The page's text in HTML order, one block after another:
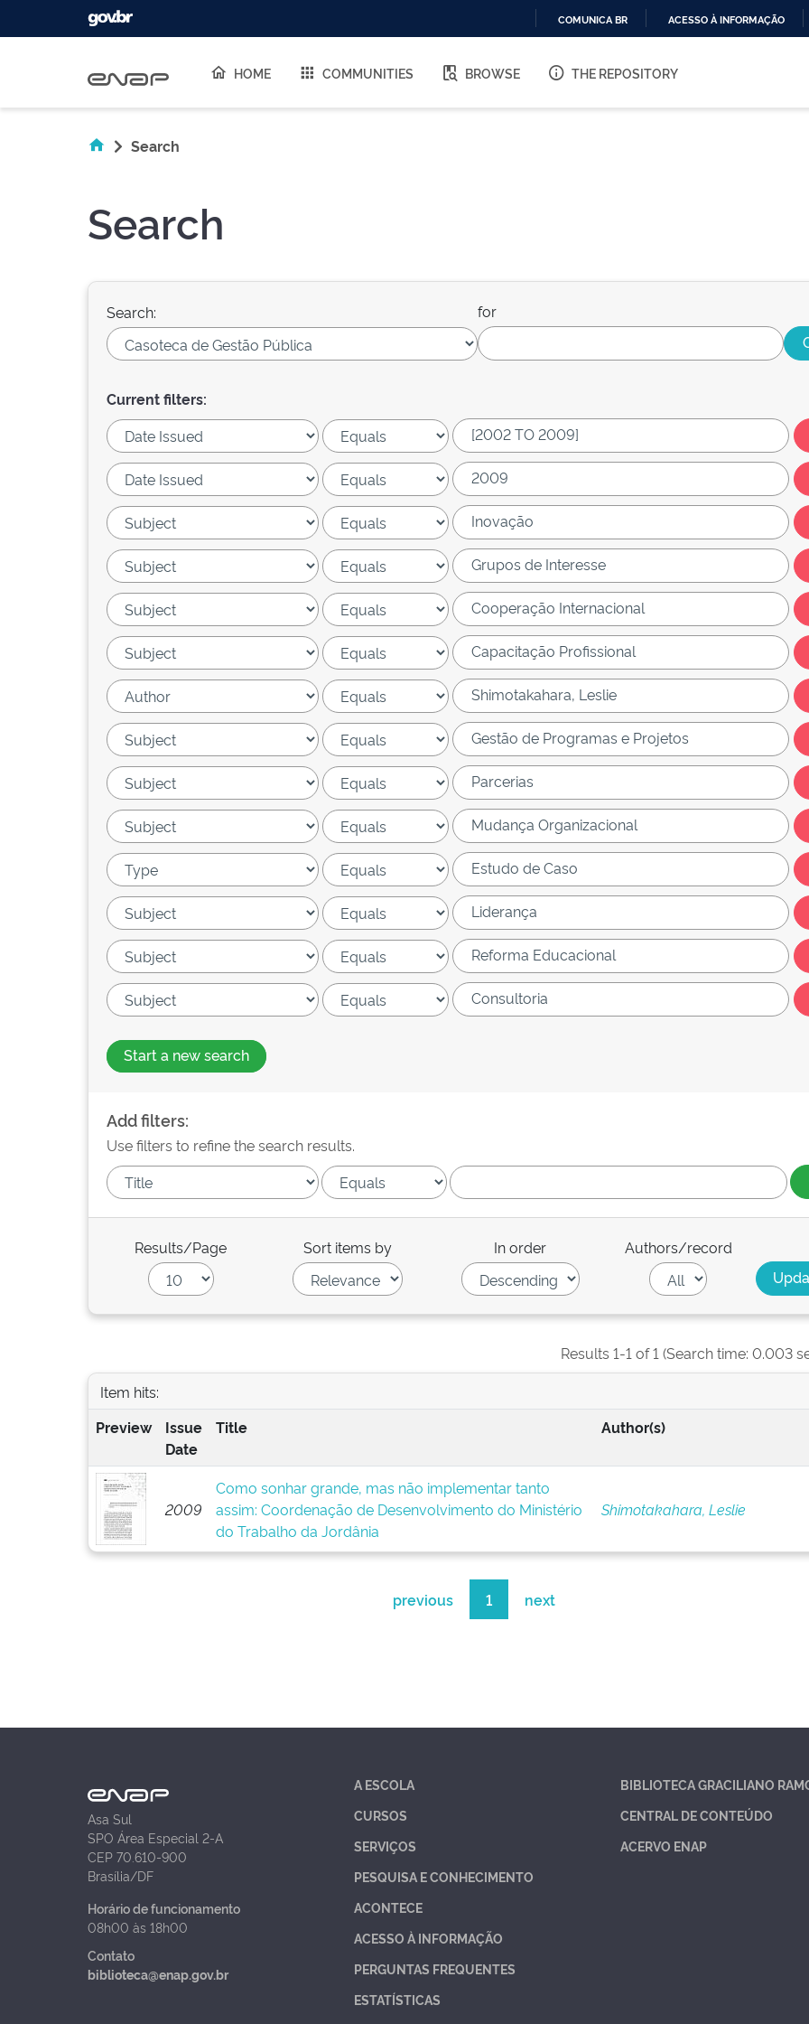
O
COMUNICA BR ACESSO À INFORMAÇÃO
HOME COMMUNITIES BROWSE THE REPOSITORY
Search
Search
Search: for
Current filters:
Start a new search
Add filters:
Use filters to refine the search results.
Results/Page Sort items by In order Authors/record
Results 1-1 of 1 (Search time: 0.003
Item hits:
Preview
Issue
Date
Title Author(s)
2009
Como sonhar grande, mas não implementar tanto
assim: Coordenação de Desenvolvimento do Ministério
do Trabalho da Jordânia
Shimotakahara, Leslie
previous 1 next
Asa Sul
SPO Área Especial 2-A
CEP 70.610-900
Brasília/DF
Horário de funcionamento
08h00 às 18h00
Contato
biblioteca@enap.gov.br
A ESCOLA
CURSOS
SERVIÇOS
PESQUISA E CONHECIMENTO
ACONTECE
ACESSO À INFORMAÇÃO
PERGUNTAS FREQUENTES
ESTATÍSTICAS
BIBLIOTECA GRACILIANO
CENTRAL DE CONTEÚDO
ACERVO ENAP